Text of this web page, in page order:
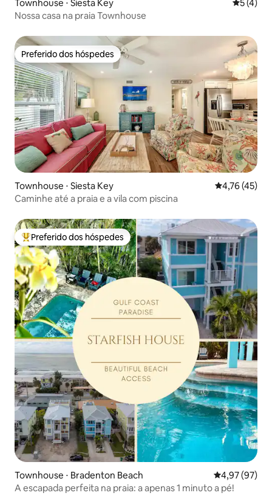
Townhouse ⋅ Siesta Key 5 de
5 (4)
Nossa casa na praia Townhouse
Preferido dos hóspedes
Preferido dos hóspedes
Townhouse ⋅ Siesta Key 4,76 de uma
4,76 (45)
Caminhe até a praia e a vila com piscina
Entre os melhores preferidos dos hóspedes
Preferido dos hóspedes
Townhouse ⋅ Bradenton Beach 4,97 de uma
4,97 (97)
A escapada perfeita na praia: a apenas 1 minuto a pé!